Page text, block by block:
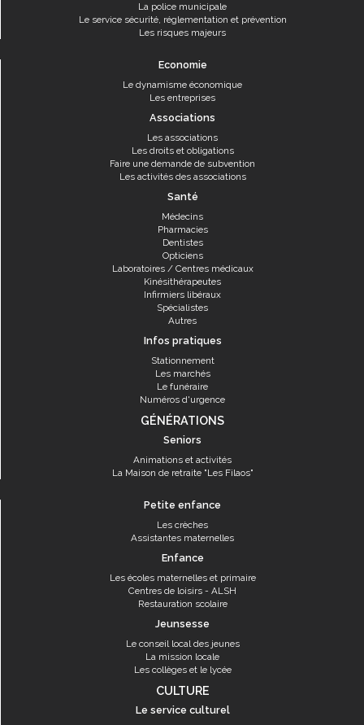
La police municipale
Le service sécurité, réglementation et prévention
Les risques majeurs
Economie
Le dynamisme économique
Les entreprises
Associations
Les associations
Les droits et obligations
Faire une demande de subvention
Les activités des associations
Santé
Médecins
Pharmacies
Dentistes
Opticiens
Laboratoires / Centres médicaux
Kinésithérapeutes
Infirmiers libéraux
Spécialistes
Autres
Infos pratiques
Stationnement
Les marchés
Le funéraire
Numéros d'urgence
GÉNÉRATIONS
Seniors
Animations et activités
La Maison de retraite "Les Filaos"
Petite enfance
Les crèches
Assistantes maternelles
Enfance
Les écoles maternelles et primaire
Centres de loisirs - ALSH
Restauration scolaire
Jeunsesse
Le conseil local des jeunes
La mission locale
Les collèges et le lycée
CULTURE
Le service culturel